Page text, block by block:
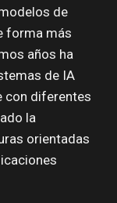
de
forma más
años ha
de IA
con diferentes
la
orientadas